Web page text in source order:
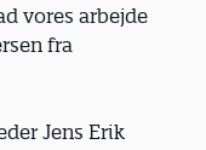
vores arbejde
fra
Jens Erik